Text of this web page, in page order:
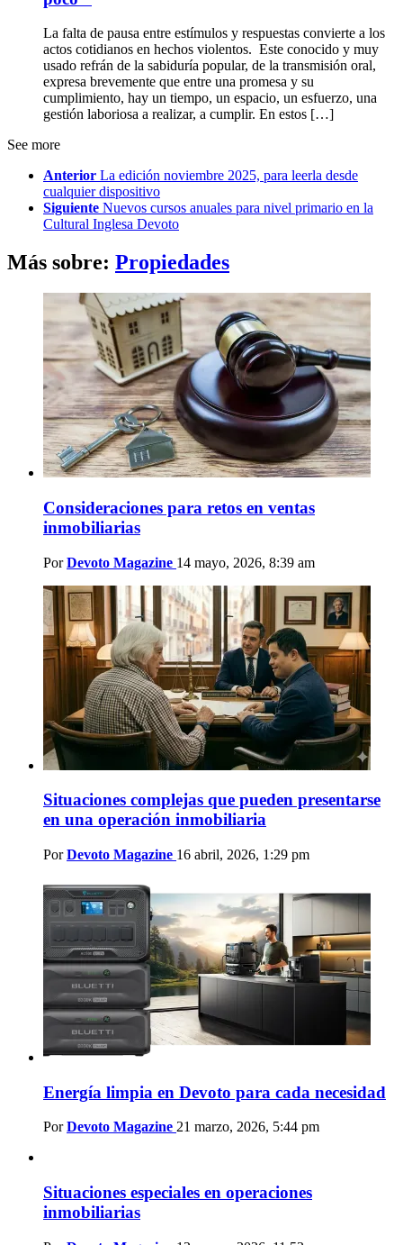
La falta de pausa entre estímulos y respuestas convierte a los
actos cotidianos en hechos violentos. Este conocido y muy
usado refrán de la sabiduría popular, de la transmisión oral,
expresa brevemente que entre una promesa y su
cumplimiento, hay un tiempo, un espacio, un esfuerzo, una
gestión laboriosa a realizar, a cumplir. En estos […]
See more
Anterior La edición noviembre 2025, para leerla desde
cualquier dispositivo
Siguiente Nuevos cursos anuales para nivel primario en la
Cultural Inglesa Devoto
Más sobre: Propiedades
Consideraciones para retos en ventas
inmobiliarias
Por Devoto Magazine 14 mayo, 2026, 8:39 am
Situaciones complejas que pueden presentarse
en una operación inmobiliaria
Por Devoto Magazine 16 abril, 2026, 1:29 pm
Energía limpia en Devoto para cada necesidad
Por Devoto Magazine 21 marzo, 2026, 5:44 pm
Situaciones especiales en operaciones
inmobiliarias